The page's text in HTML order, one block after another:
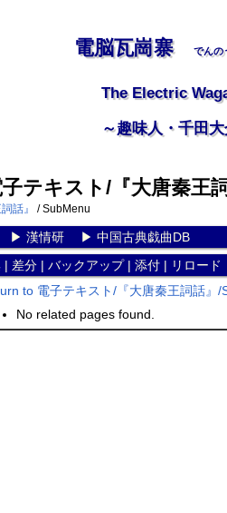
電脳瓦崗寨 でんの
The Electric
～趣味人・千田
テキスト/『大唐秦王
話』 / SubMenu
漢情研▶ 中国古典戯曲DB
| 差分| バックアップ| 添付| リロード
to 電子テキスト/『大唐秦王詞話』/
No related pages found.